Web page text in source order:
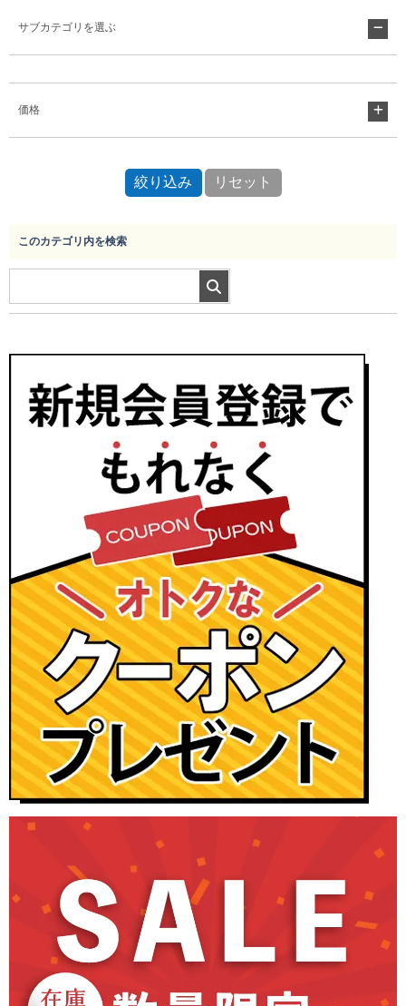
サブカテゴリを選ぶ
価格
このカテゴリ内を検索